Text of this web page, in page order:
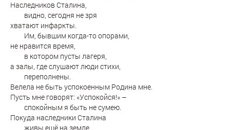
Наследников Сталина,
видно, сегодня не зря
хватают инфаркты.
Им, бывшим когда-то опорами,
не нравится время,
в котором пусты лагеря,
а залы, где слушают люди стихи,
переполнены.
Велела не быть успокоенным Родина мне.
Пусть мне говорят: «Успокойся!» –
спокойным я быть не сумею.
Покуда наследники Сталина
живы ещё на земле,